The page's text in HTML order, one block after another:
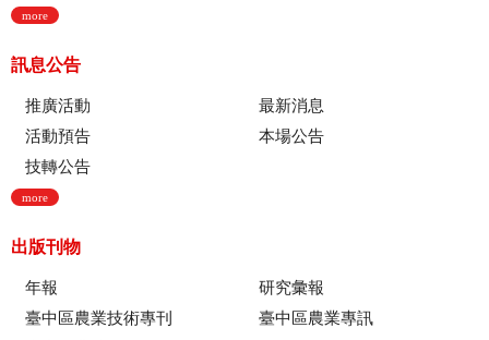
more
訊息公告
推廣活動
最新消息
活動預告
本場公告
技轉公告
more
出版刊物
年報
研究彙報
臺中區農業技術專刊
臺中區農業專訊